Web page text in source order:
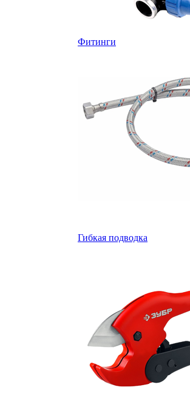
Фитинги
Гибкая подводка